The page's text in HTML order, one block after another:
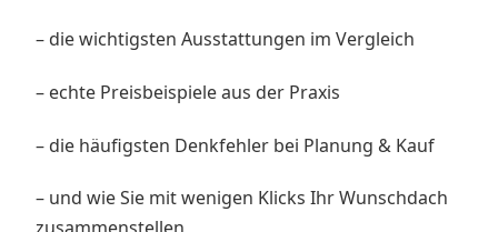
– die wichtigsten Ausstattungen im Vergleich
– echte Preisbeispiele aus der Praxis
– die häufigsten Denkfehler bei Planung & Kauf
– und wie Sie mit wenigen Klicks Ihr Wunschdach